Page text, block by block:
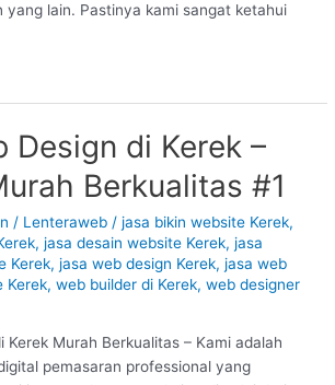
yang lain. Pastinya kami sangat ketahui
Design di Kerek –
Berkualitas #1
/ Lenteraweb /jasa bikin website Kerek,
,jasa desain website Kerek,jasa
Kerek,jasa web design Kerek,jasa web
Kerek,web builder di Kerek,web designer
Kerek Murah Berkualitas – Kami adalah
pemasaran professional yang